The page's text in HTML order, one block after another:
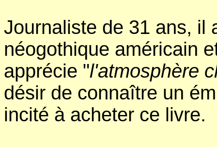
Journaliste de 31 ans, il
néogothique américain
apprécie "l'atmosphère
désir de connaître un
incité à acheter ce livre.